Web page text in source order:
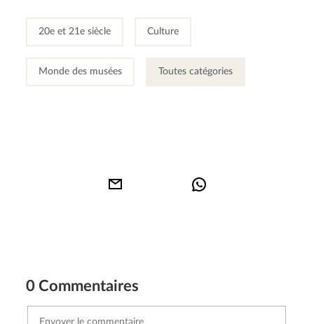
20e et 21e siècle Culture
Monde des musées Toutes catégories
0 Commentaires